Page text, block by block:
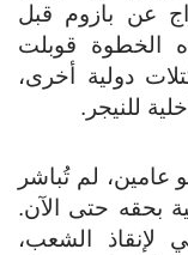
عن بازوم قبل
الخطوة قوبلت
دولية أخرى،
للنيجر.
عامين، لم تُباشر
بحقه حتى الآن.
لإنقاذ الشعب،